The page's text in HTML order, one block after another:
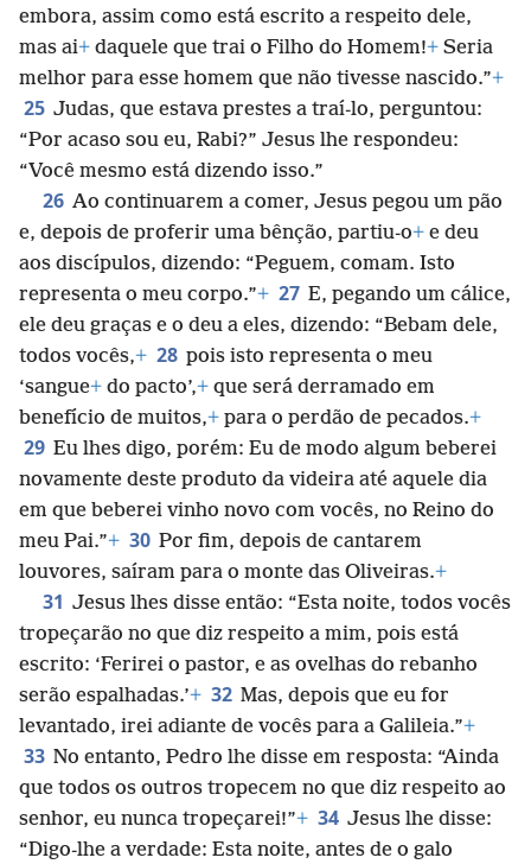
embora, assim como está escrito a respeito dele,
mas ai+ daquele que trai o Filho do Homem!+ Seria
melhor para esse homem que não tivesse nascido.”+
25 Judas, que estava prestes a traí-lo, perguntou:
“Por acaso sou eu, Rabi?” Jesus lhe respondeu:
“Você mesmo está dizendo isso.”
26 Ao continuarem a comer, Jesus pegou um pão
e, depois de proferir uma bênção, partiu-o+ e deu
aos discípulos, dizendo: “Peguem, comam. Isto
representa o meu corpo.”+ 27 E, pegando um cálice,
ele deu graças e o deu a eles, dizendo: “Bebam dele,
todos vocês,+ 28 pois isto representa o meu
‘sangue+ do pacto’,+ que será derramado em
benefício de muitos,+ para o perdão de pecados.+
29 Eu lhes digo, porém: Eu de modo algum beberei
novamente deste produto da videira até aquele dia
em que beberei vinho novo com vocês, no Reino do
meu Pai.”+ 30 Por fim, depois de cantarem
louvores, saíram para o monte das Oliveiras.+
31 Jesus lhes disse então: “Esta noite, todos vocês
tropeçarão no que diz respeito a mim, pois está
escrito: ‘Ferirei o pastor, e as ovelhas do rebanho
serão espalhadas.’+ 32 Mas, depois que eu for
levantado, irei adiante de vocês para a Galileia.”+
33 No entanto, Pedro lhe disse em resposta: “Ainda
que todos os outros tropecem no que diz respeito ao
senhor, eu nunca tropeçarei!”+ 34 Jesus lhe disse:
“Digo-lhe a verdade: Esta noite, antes de o galo